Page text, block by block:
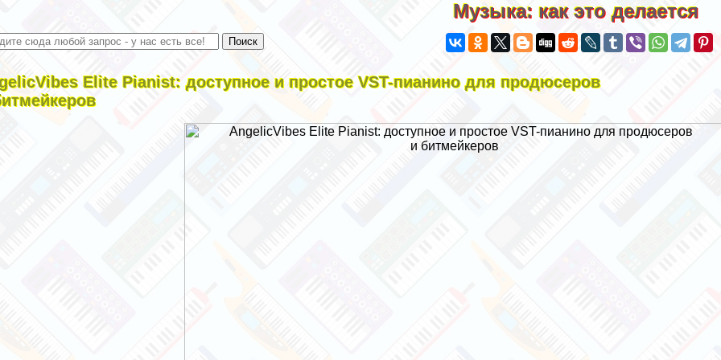
Музыка: как это делается
Elite Pianist: доступное и простое VST-пианино для продюсеров